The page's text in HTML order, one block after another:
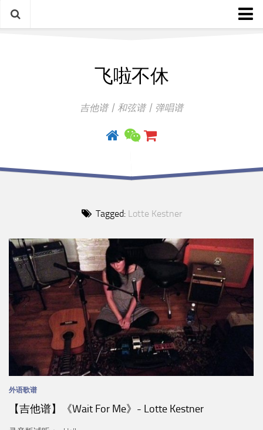
飞啦不休
吉他谱丨和弦谱丨弹唱谱
Tagged: Lotte Kestner
外语歌谱
【吉他谱】《Wait For Me》- Lotte Kestner